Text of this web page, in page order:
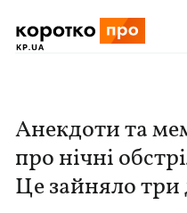
Анекдоти та
про нічні
Це зайняло три